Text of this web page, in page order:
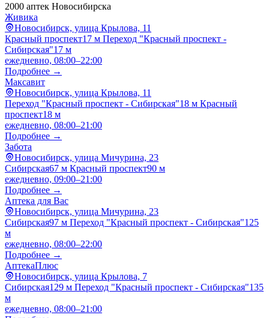
2000 аптек Новосибирска
Живика
Новосибирск, улица Крылова, 11
Красный проспект17 м Переход "Красный проспект -
Сибирская"17 м
ежедневно, 08:00–22:00
Подробнее →
Максавит
Новосибирск, улица Крылова, 11
Переход "Красный проспект - Сибирская"18 м Красный
проспект18 м
ежедневно, 08:00–21:00
Подробнее →
Забота
Новосибирск, улица Мичурина, 23
Сибирская67 м Красный проспект90 м
ежедневно, 09:00–21:00
Подробнее →
Аптека для Вас
Новосибирск, улица Мичурина, 23
Сибирская97 м Переход "Красный проспект - Сибирская"125
м
ежедневно, 08:00–22:00
Подробнее →
АптекаПлюс
Новосибирск, улица Крылова, 7
Сибирская129 м Переход "Красный проспект - Сибирская"135
м
ежедневно, 08:00–21:00